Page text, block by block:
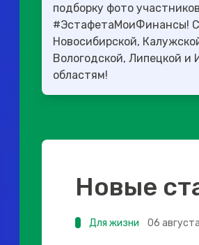
подборку фото
#ЭстафетаМоиФинансы! Ставьте 👍 Омской,
Новосибирской,
Вологодской, Липецкой и
областям!
Новые
Для жизни 06